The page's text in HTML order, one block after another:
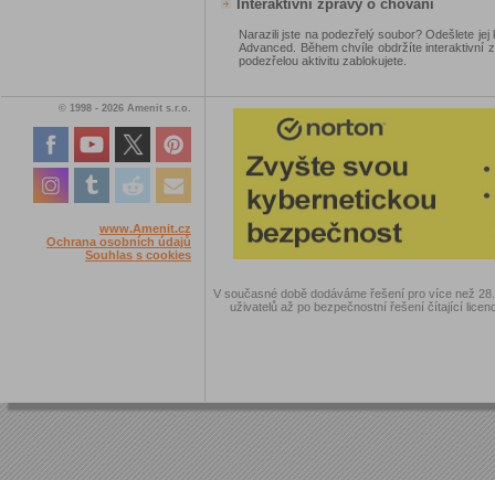
Interaktivní zprávy o chování
Narazili jste na podezřelý soubor? Odešlete
Advanced. Během chvíle obdržíte interaktivní
podezřelou aktivitu zablokujete.
© 1998 - 2026 Amenit s.r.o.
www.Amenit.cz
Ochrana osobních údajů
Souhlas s cookies
V současné době dodáváme řešení pro více než
uživatelů až po bezpečnostní řešení čítající